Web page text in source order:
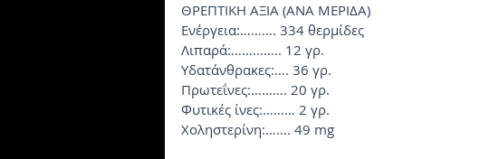
ΘPEΠTIKH AΞIA (ANA MEPIΔA)
Eνέργεια:………. 334 θερμίδες
Λιπαρά:………….. 12 γρ.
Yδατάνθρακες:…. 36 γρ.
Πρωτεΐνες:………. 20 γρ.
Φυτικές ίνες:……… 2 γρ.
Xοληστερίνη:……. 49 mg